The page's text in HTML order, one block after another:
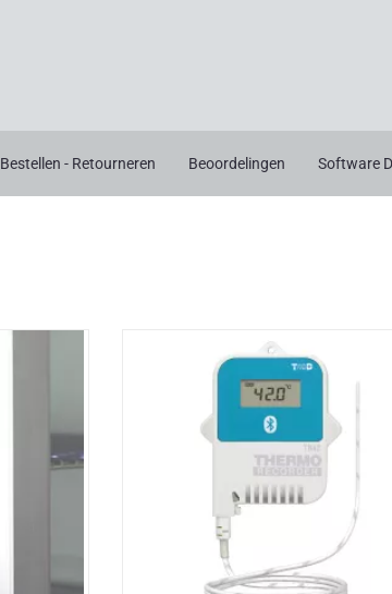
Bestellen - Retourneren Beoordelingen Software